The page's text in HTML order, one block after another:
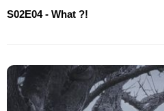
S02E04 - What ?!